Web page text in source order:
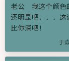
老公 我这个颜色
还明显吧．．．这
比你深吧！
于淼